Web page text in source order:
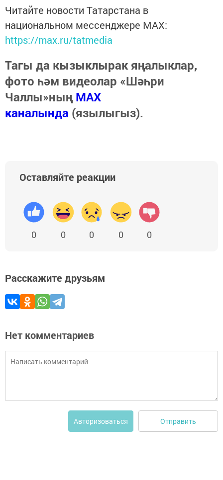
Читайте новости Татарстана в
национальном мессенджере MАХ:
https://max.ru/tatmedia
Тагы да кызыклырак яңалыклар,
фото һәм видеолар «Шәһри
Чаллы»ныңMAX
каналында (язылыгыз).
Оставляйте реакции
0 0 0 0 0
Расскажите друзьям
Нет комментариев
Авторизоваться Отправить